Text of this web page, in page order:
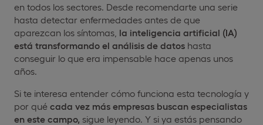
en todos los sectores. Desde recomendarte una serie
hasta detectar enfermedades antes de que
aparezcan los síntomas, la inteligencia artificial (IA)
está transformando el análisis de datos hasta
conseguir lo que era impensable hace apenas unos
años.
Si te interesa entender cómo funciona esta tecnología y
por qué cada vez más empresas buscan especialistas
en este campo, sigue leyendo. Y si ya estás pensando